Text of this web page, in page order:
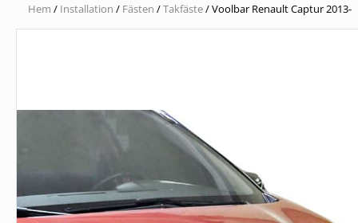
Hem / Installation / Fästen /Takfäste/ Voolbar Renault Captur 2013-